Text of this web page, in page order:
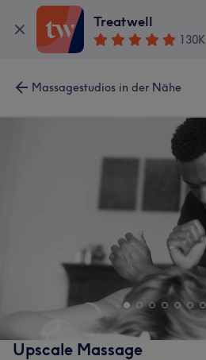
Treatwell
130K
Massagestudios in der Nähe
Upscale Massage